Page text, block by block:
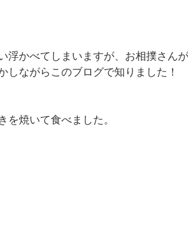
浮かべてしまいますが、お相撲さん
しながらこのブログで知りました！
を焼いて食べました。